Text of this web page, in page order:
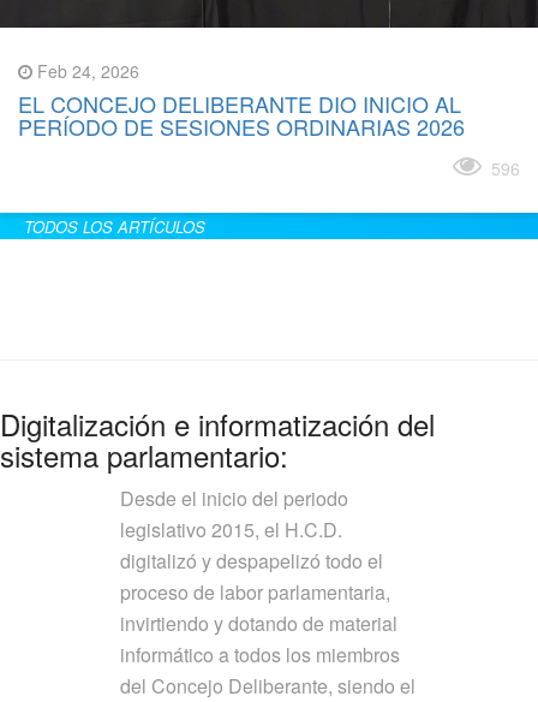
Feb 24, 2026
EL CONCEJO DELIBERANTE DIO INICIO AL
PERÍODO DE SESIONES ORDINARIAS 2026
596
TODOS LOS ARTÍCULOS
Digitalización e informatización del
sistema parlamentario:
Desde el inicio del periodo
legislativo 2015, el H.C.D.
digitalizó y despapelizó todo el
proceso de labor parlamentaria,
invirtiendo y dotando de material
informático a todos los miembros
del Concejo Deliberante, siendo el